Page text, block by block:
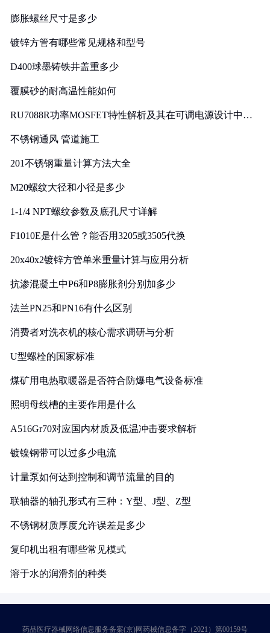
膨胀螺丝尺寸是多少
镀锌方管有哪些常见规格和型号
D400球墨铸铁井盖重多少
覆膜砂的耐高温性能如何
RU7088R功率MOSFET特性解析及其在可调电源设计中的
不锈钢通风 管道施工
201不锈钢重量计算方法大全
M20螺纹大径和小径是多少
1-1/4 NPT螺纹参数及底孔尺寸详解
F1010E是什么管？能否用3205或3505代换
20x40x2镀锌方管单米重量计算与应用分析
抗渗混凝土中P6和P8膨胀剂分别加多少
法兰PN25和PN16有什么区别
消费者对洗衣机的核心需求调研与分析
U型螺栓的国家标准
煤矿用电热取暖器是否符合防爆电气设备标准
照明母线槽的主要作用是什么
A516Gr70对应国内材质及低温冲击要求解析
镀镍钢带可以过多少电流
计量泵如何达到控制和调节流量的目的
联轴器的轴孔形式有三种：Y型、J型、Z型
不锈钢材质厚度允许误差是多少
复印机出租有哪些常见模式
溶于水的润滑剂的种类
药品医疗器械网络信息服务备案(京)网药械信息备字（2021）第00159号